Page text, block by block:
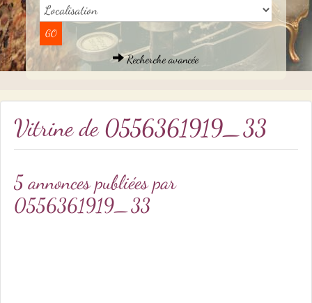
Recherche avancée
Vitrine de0556361919_33
5 annonces publiées par
0556361919_33